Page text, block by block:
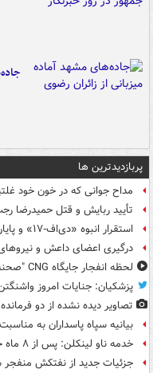
پربازدیدترین ها
مداح جوانی که در خون خود
تأیید ربایش و قتل حمیدرضا
استقرار انبوه «دی‌اف‑۱۷» و پایان عصر پدافند آمریکا +عکس
درگیری اعضای داعش و
لحظه انفجار جایگاه CNG "صحنه" در دوربین مداربسته
پزشکیان: جنایات امروز
تصاویر دیده‌ نشده از دو
بیانیه سپاه پاسداران به
خدمه ناو لینکلن: پس از ۸ ماه حضور در دریا خسته و درمانده‌ شدیم
جزئیات جدید از نفتکش منفجر